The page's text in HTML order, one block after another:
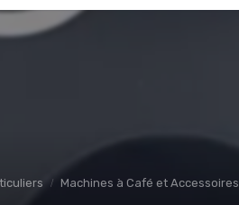
Machines à Café et Accessoires